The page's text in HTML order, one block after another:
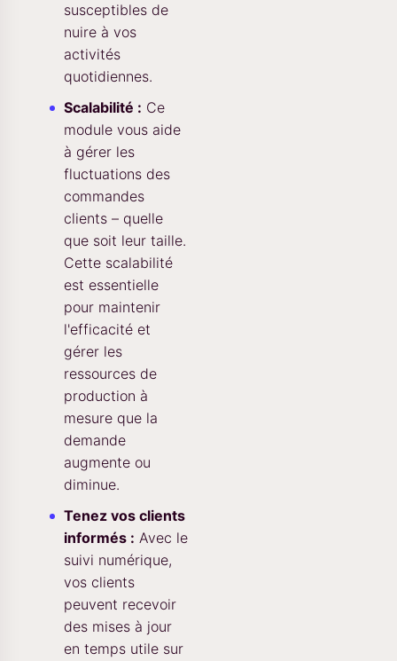
susceptibles de
nuire à vos
activités
quotidiennes.
Scalabilité : Ce
module vous aide
à gérer les
fluctuations des
commandes
clients – quelle
que soit leur taille.
Cette scalabilité
est essentielle
pour maintenir
l'efficacité et
gérer les
ressources de
production à
mesure que la
demande
augmente ou
diminue.
Tenez vos clients
informés : Avec le
suivi numérique,
vos clients
peuvent recevoir
des mises à jour
en temps utile sur